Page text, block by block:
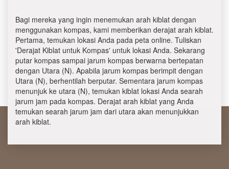
Bagi mereka yang ingin menemukan arah kiblat dengan
menggunakan kompas, kami memberikan derajat arah kiblat.
Pertama, temukan lokasi Anda pada peta online. Tuliskan
'Derajat Kiblat untuk Kompas' untuk lokasi Anda. Sekarang
putar kompas sampai jarum kompas berwarna bertepatan
dengan Utara (N). Apabila jarum kompas berimpit dengan
Utara (N), berhentilah berputar. Sementara jarum kompas
menunjuk ke utara (N), temukan kiblat lokasi Anda searah
jarum jam pada kompas. Derajat arah kiblat yang Anda
temukan searah jarum jam dari utara akan menunjukkan
arah kiblat.